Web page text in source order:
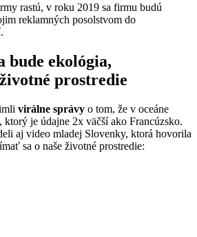
rastú, v roku 2019 sa firmu budú
reklamných posolstvom do
bude ekológia,
prostredie
virálne správy o tom, že v oceáne
ktorý je údajne 2x väčší ako Francúzsko.
aj video mladej Slovenky, ktorá hovorila
sa o naše životné prostredie: